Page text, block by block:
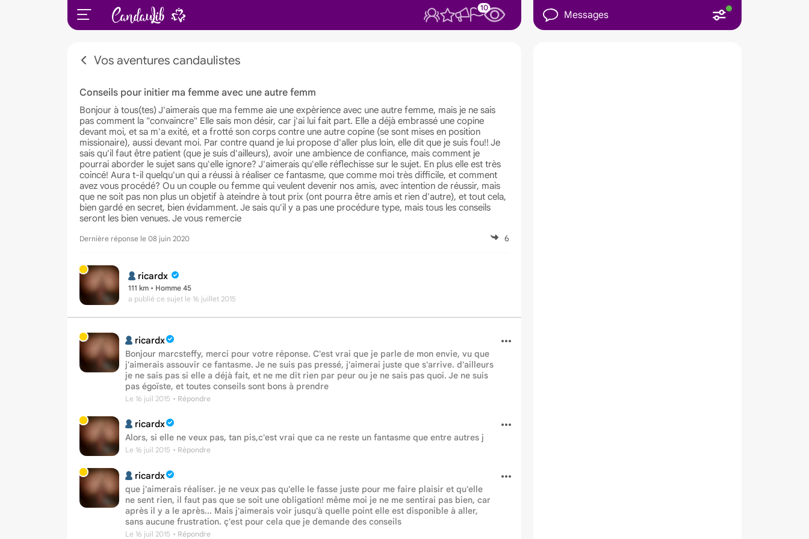
10
Messages
Vos aventures candaulistes
Conseils pour initier ma femme avec une autre femm
Bonjour à tous(tes) J'aimerais que ma femme aie une expèrience avec une autre femme, mais je ne sais
pas comment la "convaincre" Elle sais mon désir, car j'ai lui fait part. Elle a déjà embrassé une copine
devant moi, et sa m'a exité, et a frotté son corps contre une autre copine (se sont mises en position
missionaire), aussi devant moi. Par contre quand je lui propose d'aller plus loin, elle dit que je suis fou!! Je
sais qu'il faut être patient (que je suis d'ailleurs), avoir une ambience de confiance, mais comment je
pourrai aborder le sujet sans qu'elle ignore? J'aimerais qu'elle réflechisse sur le sujet. En plus elle est très
coincé! Aura t-il quelqu'un qui a réussi à réaliser ce fantasme, que comme moi très difficile, et comment
avez vous procédé? Ou un couple ou femme qui veulent devenir nos amis, avec intention de réussir, mais
que ne soit pas non plus un objetif à ateindre à tout prix (ont pourra être amis et rien d'autre), et tout cela,
bien gardé en secret, bien évidamment. Je sais qu'il y a pas une procédure type, mais tous les conseils
seront les bien venues. Je vous remercie
Dernière réponse le 08 juin 2020 6
ricardx
111 km • Homme 45
a publié ce sujet le 16 juillet 2015
ricardx
Bonjour marcsteffy, merci pour votre réponse. C'est vrai que je parle de mon envie, vu que
j'aimerais assouvir ce fantasme. Je ne suis pas pressé, j'aimerai juste que s'arrive. d'ailleurs
je ne sais pas si elle a déjà fait, et ne me dit rien par peur ou je ne sais pas quoi. Je ne suis
pas égoïste, et toutes conseils sont bons à prendre
Le 16 juil 2015 • Répondre
ricardx
Alors, si elle ne veux pas, tan pis,c'est vrai que ca ne reste un fantasme que entre autres j
Le 16 juil 2015 • Répondre
ricardx
que j'aimerais réaliser. je ne veux pas qu'elle le fasse juste pour me faire plaisir et qu'elle
ne sent rien, il faut pas que se soit une obligation! même moi je ne me sentirai pas bien, car
après il y a le après... Mais j'aimerais voir jusqu'à quelle point elle est disponible à aller,
sans aucune frustration. ç'est pour cela que je demande des conseils
Le 16 juil 2015 • Répondre